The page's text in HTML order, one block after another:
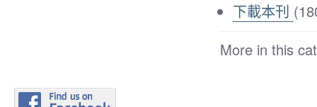
下載本刊
More in this